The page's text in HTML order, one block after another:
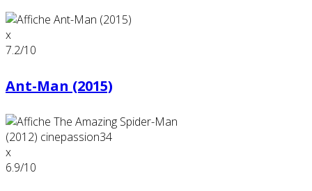
x
7.2/10
Ant-Man (2015)
x
6.9/10